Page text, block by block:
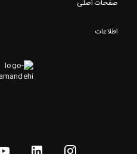
صفحات اصلی
اطلاعات